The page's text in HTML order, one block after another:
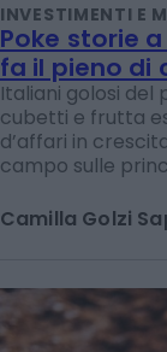
INVESTIMENTI E
Poke storie
fa il pieno di
Italiani golosi del
cubetti e frutta
d’affari in
campo sulle
Camilla Golzi